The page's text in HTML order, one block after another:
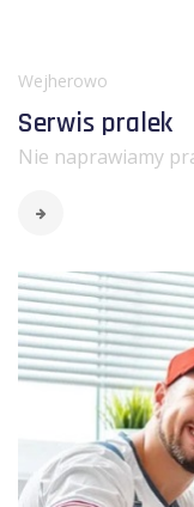
Wejherowo
Serwis pralek
Nie naprawiamy